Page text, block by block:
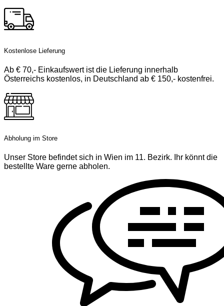
Kostenlose Lieferung
Ab € 70,- Einkaufswert ist die Lieferung innerhalb
Österreichs kostenlos, in Deutschland ab € 150,- kostenfrei.
Abholung im Store
Unser Store befindet sich in Wien im 11. Bezirk. Ihr könnt die
bestellte Ware gerne abholen.